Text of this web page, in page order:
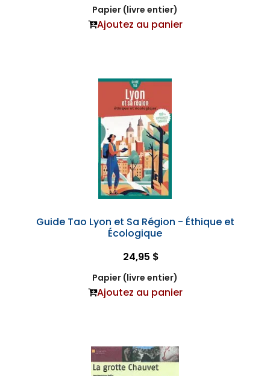
Papier (livre entier)
Ajoutez au panier
Guide Tao Lyon et Sa Région - Éthique et
Écologique
24,95 $
Papier (livre entier)
Ajoutez au panier